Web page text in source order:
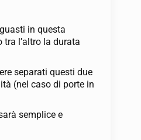
in questa
l’altro la durata
separati questi due
(nel caso di porte in
semplice e